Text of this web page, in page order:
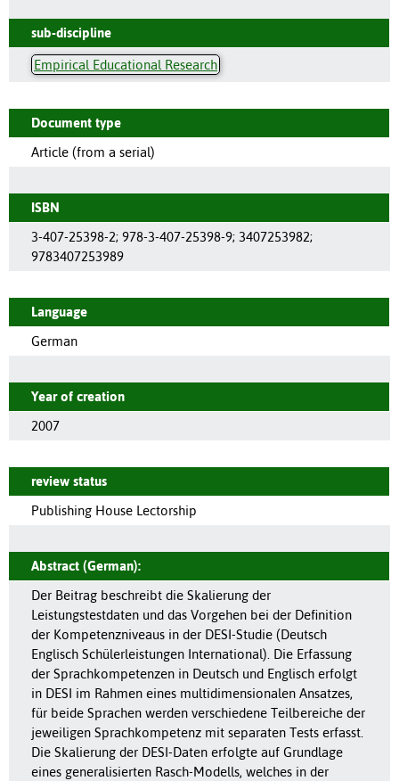
sub-discipline
Empirical Educational Research
Document type
Article (from a serial)
ISBN
3-407-25398-2; 978-3-407-25398-9; 3407253982;
9783407253989
Language
German
Year of creation
2007
review status
Publishing House Lectorship
Abstract (German):
Der Beitrag beschreibt die Skalierung der
Leistungstestdaten und das Vorgehen bei der Definition
der Kompetenzniveaus in der DESI-Studie (Deutsch
Englisch Schülerleistungen International). Die Erfassung
der Sprachkompetenzen in Deutsch und Englisch erfolgt
in DESI im Rahmen eines multidimensionalen Ansatzes,
für beide Sprachen werden verschiedene Teilbereiche der
jeweiligen Sprachkompetenz mit separaten Tests erfasst.
Die Skalierung der DESI-Daten erfolgte auf Grundlage
eines generalisierten Rasch-Modells, welches in der